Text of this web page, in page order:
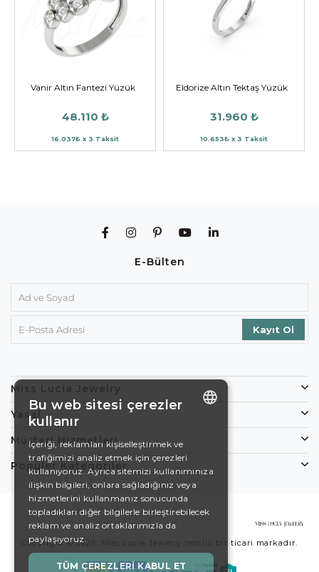
Vanir Altın Fantezi Yüzük
48.110 ₺
16.037₺ x 3 Taksit
Eldorize Altın Tektaş Yüzük
31.960 ₺
10.653₺ x 3 Taksit
E-Bülten
Miss Lucia Jewelry
Yasal
Müşteri Hizmetleri
Popüler Kategoriler
Copyright © 2026, Miss Lucia Jewelry tescilli bir ticari markadır.
DE
EN
SWEDISH
TURKISH
Bu web sitesi çerezler
kullanır
İçeriği, reklamları kişiselleştirmek ve
trafiğimizi analiz etmek için çerezleri
kullanıyoruz. Ayrıca sitemizi kullanımınıza
ilişkin bilgileri, onlara sağladığınız veya
hizmetlerini kullanmanız sonucunda
topladıkları diğer bilgilerle birleştirebilecek
reklam ve analiz ortaklarımızla da
paylaşıyoruz.
TÜM ÇEREZLERI KABUL ET